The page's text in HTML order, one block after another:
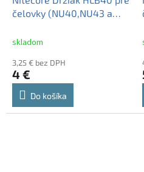
čelovky (NU40,NU43 a
prilbu HMB1
skladom
3,25 € bez DPH
4 €
Do košíka